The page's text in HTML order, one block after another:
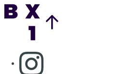
Consulter page Instagram